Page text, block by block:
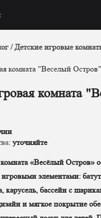
Детские игровые
комната
уточняйте
«Весёлый Остров»
элементами:
карусель, бассейн с
и мягкое покрытие